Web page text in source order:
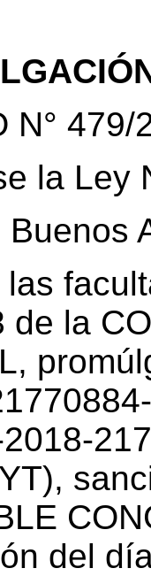
N° 479/
la Ley
Buenos
las
de la
del